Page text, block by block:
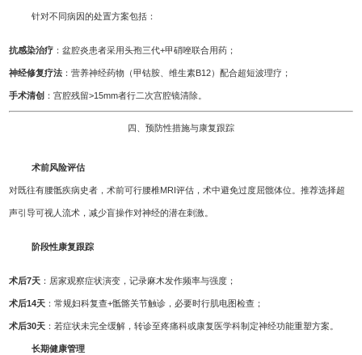
针对不同病因的处置方案包括：
抗感染治疗 ：盆腔炎患者采用头孢三代+甲硝唑联合用药；
神经修复疗法 ：营养神经药物（甲钴胺、维生素B12）配合超短波理疗；
手术清创 ：宫腔残留>15mm者行二次宫腔镜清除。
四、预防性措施与康复跟踪
术前风险评估
对既往有腰骶疾病史者，术前可行腰椎MRI评估，术中避免过度屈髋体位。推荐选择超
声引导可视人流术，减少盲操作对神经的潜在刺激。
阶段性康复跟踪
术后7天 ：居家观察症状演变，记录麻木发作频率与强度；
术后14天 ：常规妇科复查+骶髂关节触诊，必要时行肌电图检查；
术后30天 ：若症状未完全缓解，转诊至疼痛科或康复医学科制定神经功能重塑方案。
长期健康管理